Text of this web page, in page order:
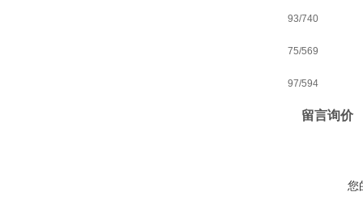
93/740
75/569
97/594
留言询价
您